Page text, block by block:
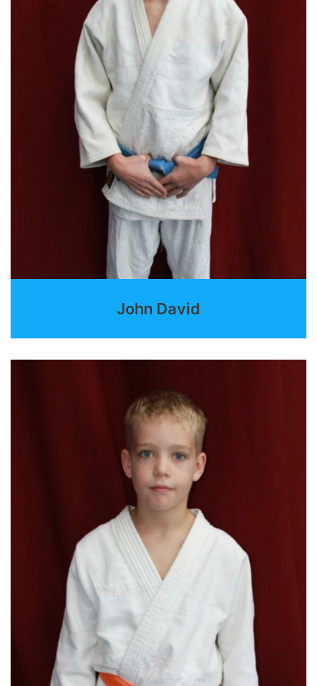
John David